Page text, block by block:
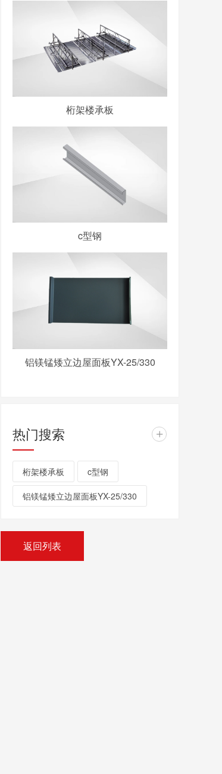
桁架楼承板
c型钢
铝镁锰矮立边屋面板YX-25/330
热门搜索 +
桁架楼承板 c型钢
铝镁锰矮立边屋面板YX-25/330
返回列表